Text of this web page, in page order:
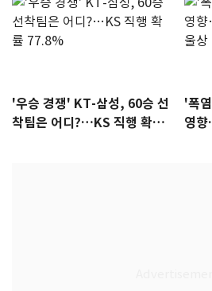
'우승 경쟁' KT-삼성, 60승 선
착팀은 어디?…KS 직행 확률
'폭
영